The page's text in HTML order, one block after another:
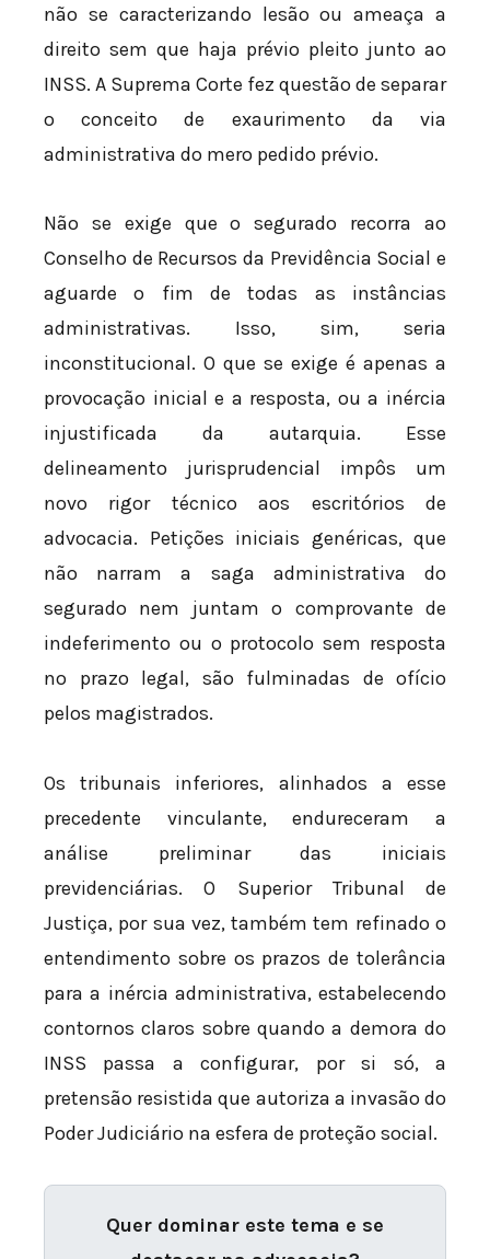
não se caracterizando lesão ou ameaça a
direito sem que haja prévio pleito junto ao
INSS. A Suprema Corte fez questão de separar
o conceito de exaurimento da via
administrativa do mero pedido prévio.
Não se exige que o segurado recorra ao
Conselho de Recursos da Previdência Social e
aguarde o fim de todas as instâncias
administrativas. Isso, sim, seria
inconstitucional. O que se exige é apenas a
provocação inicial e a resposta, ou a inércia
injustificada da autarquia. Esse
delineamento jurisprudencial impôs um
novo rigor técnico aos escritórios de
advocacia. Petições iniciais genéricas, que
não narram a saga administrativa do
segurado nem juntam o comprovante de
indeferimento ou o protocolo sem resposta
no prazo legal, são fulminadas de ofício
pelos magistrados.
Os tribunais inferiores, alinhados a esse
precedente vinculante, endureceram a
análise preliminar das iniciais
previdenciárias. O Superior Tribunal de
Justiça, por sua vez, também tem refinado o
entendimento sobre os prazos de tolerância
para a inércia administrativa, estabelecendo
contornos claros sobre quando a demora do
INSS passa a configurar, por si só, a
pretensão resistida que autoriza a invasão do
Poder Judiciário na esfera de proteção social.
Quer dominar este tema e se